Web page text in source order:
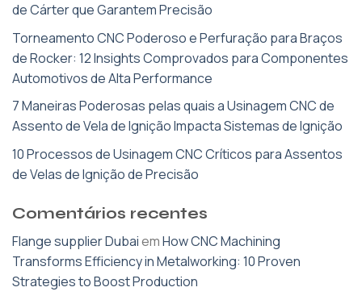
de Cárter que Garantem Precisão
Torneamento CNC Poderoso e Perfuração para Braços
de Rocker: 12 Insights Comprovados para Componentes
Automotivos de Alta Performance
7 Maneiras Poderosas pelas quais a Usinagem CNC de
Assento de Vela de Ignição Impacta Sistemas de Ignição
10 Processos de Usinagem CNC Críticos para Assentos
de Velas de Ignição de Precisão
Comentários recentes
Flange supplier DubaiemHow CNC Machining
Transforms Efficiency in Metalworking: 10 Proven
Strategies to Boost Production